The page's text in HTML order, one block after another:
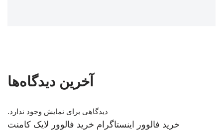
آخرین دیدگاه‌ها
دیدگاهی برای نمایش وجود ندارد.
خرید فالوور اینستاگرام خرید فالوور لایک کامنت